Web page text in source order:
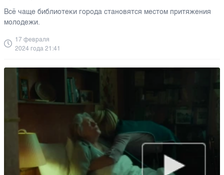
Всё чаще библиотеки города становятся местом притяжения
молодежи.
17 февраля
2024 года 21:41